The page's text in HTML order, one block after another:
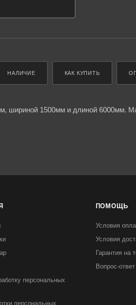
НАЛИЧИЕ КАК КУПИТЬ
шириной 1500мм и длиной 6000мм.
персональных
персональных
ПОМОЩЬ
Условия
Условия
Гарантия на
Вопрос-ответ